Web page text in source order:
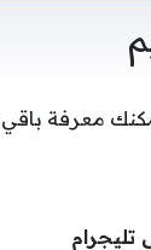
معرفة
تليجرام